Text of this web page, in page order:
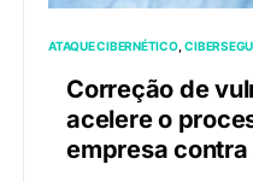
ATAQUE CIBERNÉTICO
Correção de
acelere o
empresa